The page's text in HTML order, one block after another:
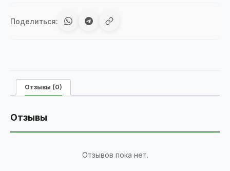
Поделиться:
Отзывы (0)
Отзывы
Отзывов пока нет.